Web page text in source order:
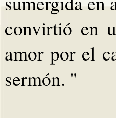
convirtió en
amor por el
sermón. "